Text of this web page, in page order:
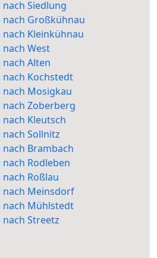
Siedlung
Großkühnau
Kleinkühnau
West
Alten
Kochstedt
Mosigkau
Zoberberg
Kleutsch
Sollnitz
Brambach
Rodleben
Roßlau
nach Meinsdorf
nach Mühlstedt
Streetz